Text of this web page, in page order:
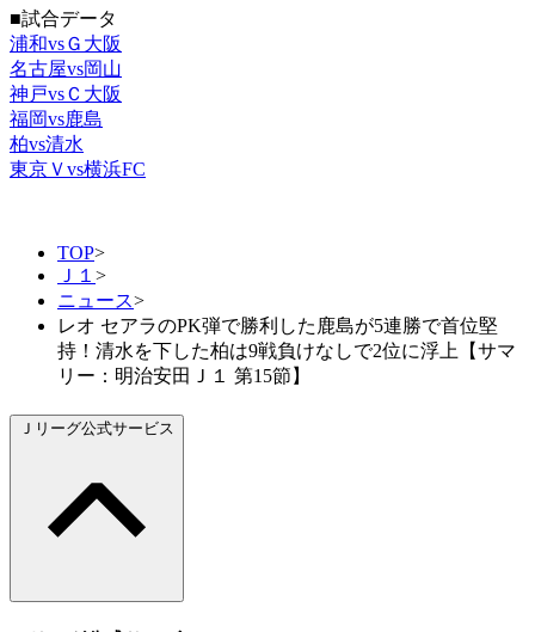
■試合データ
浦和vsＧ大阪
名古屋vs岡山
神戸vsＣ大阪
福岡vs鹿島
柏vs清水
東京Ｖvs横浜FC
TOP>
Ｊ１ >
ニュース>
レオ セアラのPK弾で勝利した鹿島が5連勝で首位堅
持！清水を下した柏は9戦負けなしで2位に浮上【サマ
リー：明治安田Ｊ１ 第15節】
Ｊリーグ公式サービス